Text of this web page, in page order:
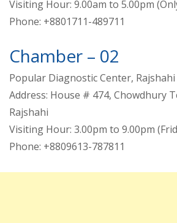
Visiting Hour: 9.00am to 5.00pm
Phone: +8801711-489711
Chamber – 02
Popular Diagnostic Center, Rajshahi
Address: House # 474, Chowdhury
Rajshahi
Visiting Hour: 3.00pm to 9.00pm
Phone: +8809613-787811